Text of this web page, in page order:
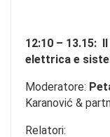
12:10 – 13.15:
elettrica e
Moderatore:
Karanović &
Relatori: